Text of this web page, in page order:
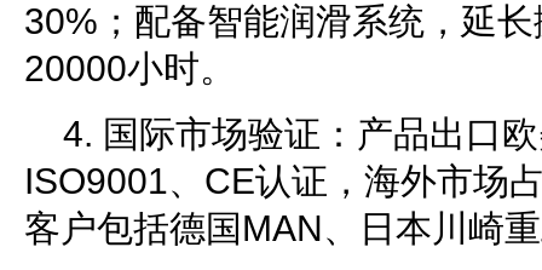
30%；配备智能润滑系统，延
20000小时。
4. 国际市场验证：产品出口
ISO9001、CE认证，海外市场
客户包括德国MAN、日本川崎